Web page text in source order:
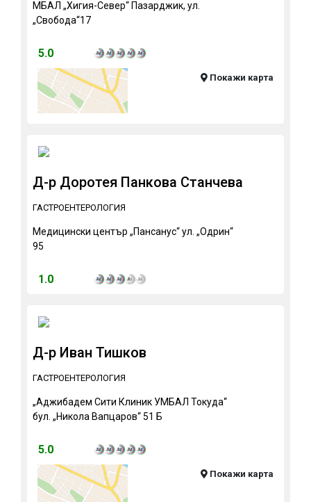
МБАЛ „Хигия-Север“ Пазарджик, ул.
„Свобода“17
5.0
Покажи карта
Д-р Доротея Панкова Станчева
ГАСТРОЕНТЕРОЛОГИЯ
Медицински център „Пансанус“ ул. „Одрин“
95
1.0
Д-р Иван Тишков
ГАСТРОЕНТЕРОЛОГИЯ
„Аджибадем Сити Клиник УМБАЛ Токуда“
бул. „Никола Вапцаров“ 51 Б
5.0
Покажи карта